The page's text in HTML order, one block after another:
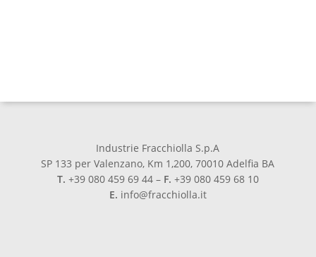
Industrie Fracchiolla S.p.A
SP 133 per Valenzano, Km 1,200, 70010 Adelfia BA
T. +39 080 459 69 44 – F. +39 080 459 68 10
E. info@fracchiolla.it